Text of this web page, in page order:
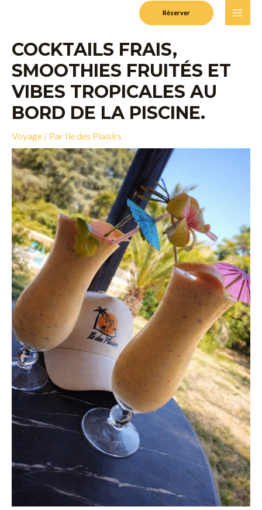
Réserver
COCKTAILS FRAIS,
SMOOTHIES FRUITÉS ET
VIBES TROPICALES AU
BORD DE LA PISCINE.
Voyage / Par Ile des Plaisirs